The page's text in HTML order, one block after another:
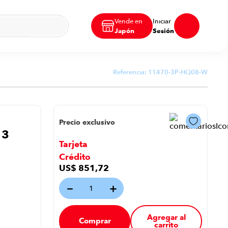
Vende en
Japón
Iniciar
Sesión
Referencia: 11470-3P-HQ08-W
Precio exclusivo
Tarjeta
Crédito
US$ 851,72
＋
－
Comprar Agregar al
carrito